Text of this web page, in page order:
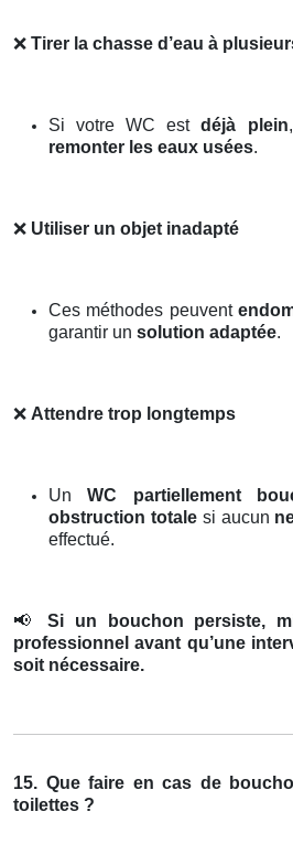
❌ Tirer la chasse d’eau à
Si votre WC estdéjà plein
remonter les eaux usées.
❌ Utiliser un objet inadapté
Ces méthodes peuvent
garantir un solution adaptée.
❌ Attendre trop longtemps
UnWC partiellement
obstruction totalesi aucun
effectué.
📢
Si un bouchon persiste,
professionnel avant qu’une
soit nécessaire.
15. Que faire en cas de
toilettes ?